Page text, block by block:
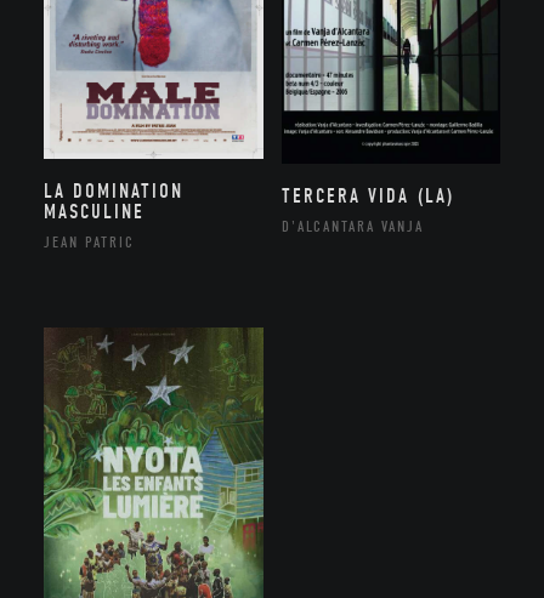
LA DOMINATION
MASCULINE
JEAN PATRIC
TERCERA VIDA (LA)
D'ALCANTARA VANJA